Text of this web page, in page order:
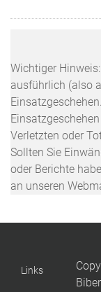
Wichtiger
ausführlich (also
Verletzten oder
Sollten Sie
oder Berichte
an unseren
Links